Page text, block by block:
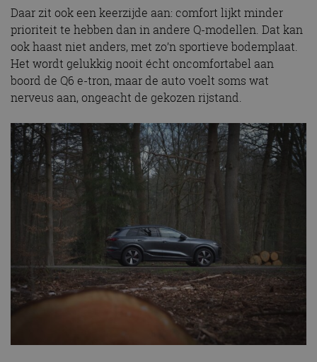
Daar zit ook een keerzijde aan: comfort lijkt minder
prioriteit te hebben dan in andere Q-modellen. Dat kan
ook haast niet anders, met zo’n sportieve bodemplaat.
Het wordt gelukkig nooit écht oncomfortabel aan
boord de Q6 e-tron, maar de auto voelt soms wat
nerveus aan, ongeacht de gekozen rijstand.